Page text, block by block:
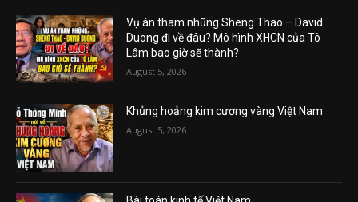
Vụ án tham nhũng Sheng Thao – David
Duong đi về đâu? Mô hình XHCN của Tô
Lâm bao giờ sẽ thành?
August 5, 2026
Khủng hoảng kim cương vàng Việt Nam
August 5, 2026